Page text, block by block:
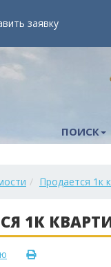
заявку
ПОИСК
Продается 1к
1К